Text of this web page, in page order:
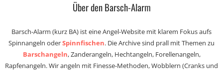
Über den Barsch-Alarm
Barsch-Alarm (kurz BA) ist eine Angel-Website mit klarem Fokus aufs
Spinnangeln oderSpinnfischen. Die Archive sind prall mit Themen zu
Barschangeln, Zanderangeln, Hechtangeln, Forellenangeln,
Rapfenangeln. Wir angeln mit Finesse-Methoden, Wobblern (Cranks und